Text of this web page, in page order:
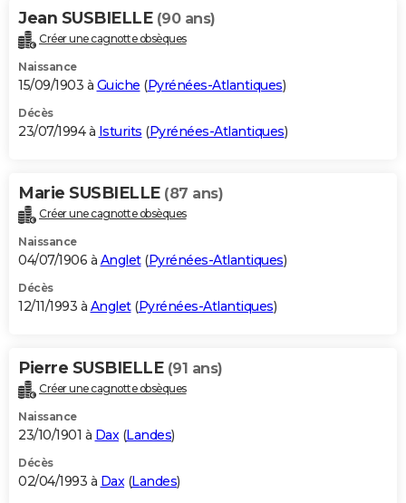
Jean SUSBIELLE (90 ans)
Créer une cagnotte obsèques
Naissance
15/09/1903 à Guiche (Pyrénées-Atlantiques)
Décès
23/07/1994 à Isturits (Pyrénées-Atlantiques)
Marie SUSBIELLE (87 ans)
Créer une cagnotte obsèques
Naissance
04/07/1906 à Anglet(Pyrénées-Atlantiques)
Décès
12/11/1993 à Anglet(Pyrénées-Atlantiques)
Pierre SUSBIELLE (91 ans)
Créer une cagnotte obsèques
Naissance
23/10/1901 à Dax(Landes)
Décès
02/04/1993 à Dax(Landes)